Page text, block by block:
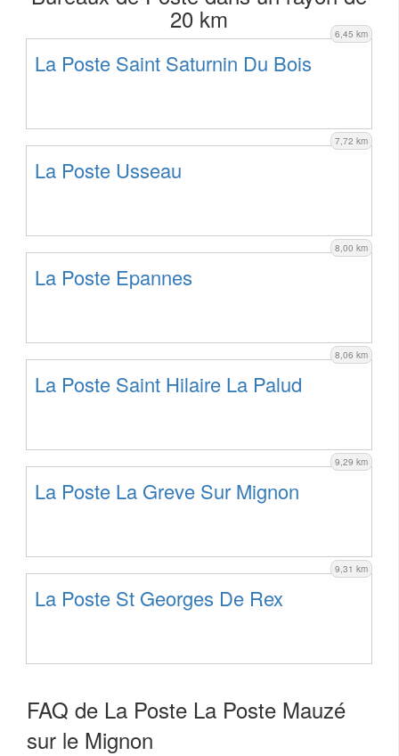
20 km 6,45 km
La Poste Saint Saturnin Du Bois
7,72 km
La Poste Usseau
8,00 km
La Poste Epannes
8,06 km
La Poste Saint Hilaire La Palud
9,29 km
La Poste La Greve Sur Mignon
9,31 km
La Poste St Georges De Rex
FAQ de La Poste La Poste Mauzé
sur le Mignon